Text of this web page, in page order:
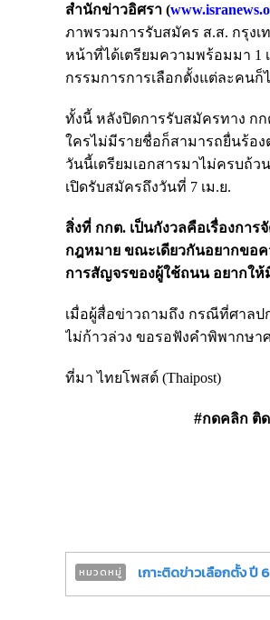
สำนักข่าวอิศรา (
ภาพรวมการรับสมัคร ส.ส. กรุงเ
หน้าที่ได้เตรียมความพร้อมมา 1
กรรมการการเลือกตั้งแต่ละคน
ทั้งนี้ หลังปิดการรับสมัครทาง ก
ใครไม่มีรายชื่อก็สามารถยื่นร้อ
วันนี้เตรียมเอกสารมาไม่ครบถ้
เปิดรับสมัครถึงวันที่​ 7 เม.ย.
สิ่งที่ กกต. เป็นกังวลคือเรื่องกา
กฎหมาย​ ขณะเดียวกันอยากขอค
การสัญจร​ของผู้ใช้ถนน​ อยากให้
เมื่อผู้สื่อข่าวถามถึง กรณีที่ศาลป
ไม่ก้าวล่วง​ ขอรอฟังคำพิพากษา​
ที่มา ไทยโพสต์ (Thaipost)
#กดคลิก ติ
หมวดหมู่ เกาะติดข่าวเลือกตั้ง ปี